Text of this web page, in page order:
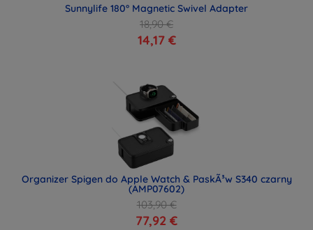
Sunnylife 180° Magnetic Swivel Adapter
18,90 €
14,17 €
Organizer Spigen do Apple Watch & PaskÃ³w S340 czarny
(AMP07602)
103,90 €
77,92 €